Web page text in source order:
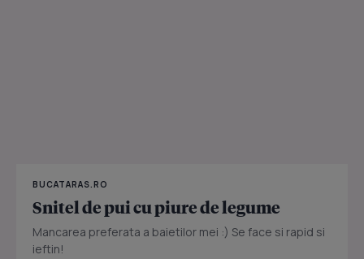
BUCATARAS.RO
Snitel de pui cu piure de legume
Mancarea preferata a baietilor mei :) Se face si rapid si
ieftin!